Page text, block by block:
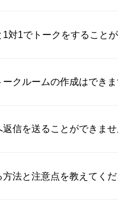
1対1でトークをすること
クルームの作成はできま
信を送ることができませ
法と注意点を教えてくだ